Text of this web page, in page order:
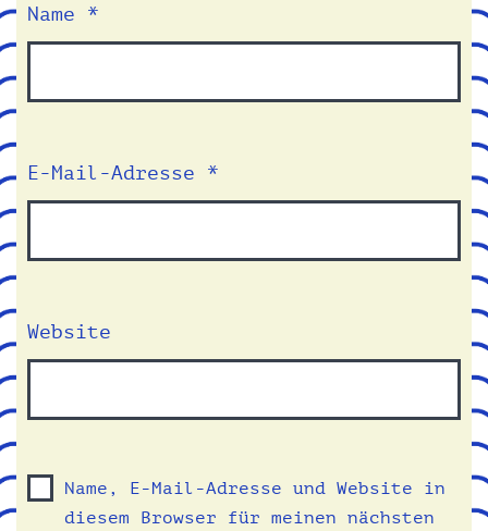
Name *
E-Mail-Adresse *
Website
Name, E-Mail-Adresse und Website in
diesem Browser für meinen nächsten